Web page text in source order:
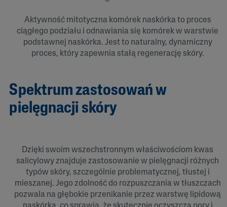
Aktywność mitotyczna komórek naskórka to proces
ciągłego podziału i odnawiania się komórek w warstwie
podstawnej naskórka. Jest to naturalny, dynamiczny
proces, który zapewnia stałą regenerację skóry.
Spektrum zastosowań w
pielęgnacji skóry
Dzięki swoim wszechstronnym właściwościom kwas
salicylowy znajduje zastosowanie w pielęgnacji różnych
typów skóry, szczególnie problematycznej, tłustej i
mieszanej. Jego zdolność do rozpuszczania w tłuszczach
pozwala na głębokie przenikanie przez warstwę lipidową